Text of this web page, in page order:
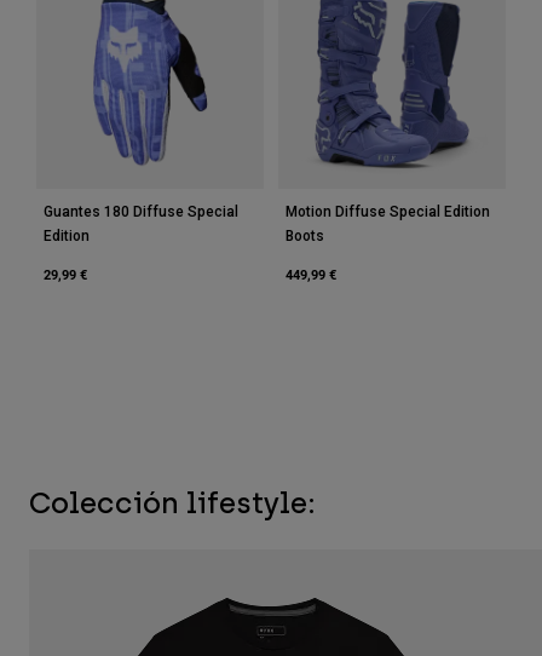
Guantes 180 Diffuse Special
Edition
29,99 €
Motion Diffuse Special Edition
Boots
449,99 €
Colección lifestyle: